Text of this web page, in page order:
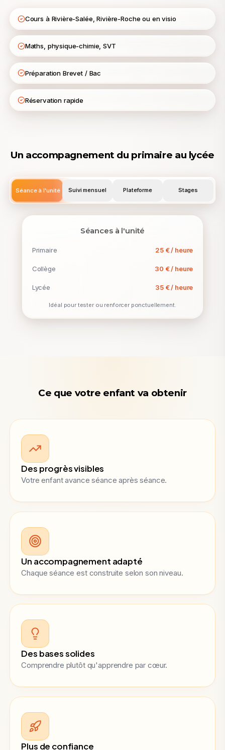
Cours à Rivière-Salée, Rivière-Roche ou en visio
Maths, physique-chimie, SVT
Préparation Brevet / Bac
Réservation rapide
Un accompagnement du primaire au lycée
Séance à l'unité Suivi mensuel Plateforme Stages
Séances à l'unité
Primaire 25 € / heure
Collège 30 € / heure
Lycée 35 € / heure
Idéal pour tester ou renforcer ponctuellement.
Ce que votre enfant va obtenir
Des progrès visibles
Votre enfant avance séance après séance.
Un accompagnement adapté
Chaque séance est construite selon son niveau.
Des bases solides
Comprendre plutôt qu'apprendre par cœur.
Plus de confiance